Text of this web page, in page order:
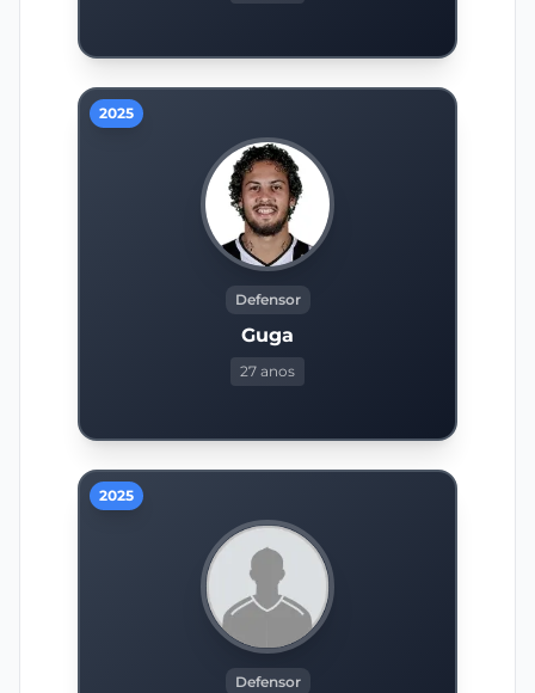
2025
Defensor
Guga
27 anos
2025
Defensor